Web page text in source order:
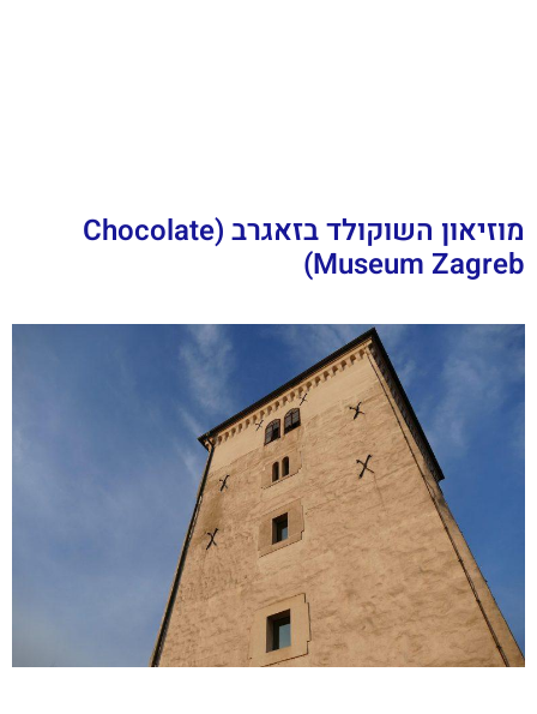
מוזיאון השוקולד בזאגרב (Chocolate
Museum Zagreb)